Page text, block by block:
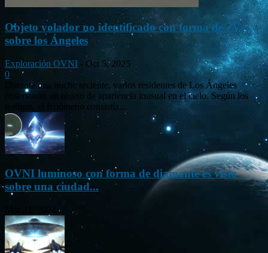
Objeto volador no identificado con forma de «V»
sobre los Ángeles
Exploración OVNI - Oct 5, 2025
0
Durante una noche reciente, varios residentes de Los Ángeles
observaron un objeto de apariencia inusual en el cielo. Según los
testigos, el fenómeno consistía...
OVNI luminoso con forma de diamante es visto
sobre una ciudad...